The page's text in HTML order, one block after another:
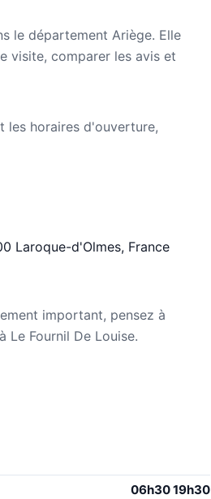
le département Ariège. Elle
visite, comparer les avis et
les horaires d'ouverture,
Laroque-d'Olmes, France
important, pensez à
Le Fournil De Louise.
06h30 19h30